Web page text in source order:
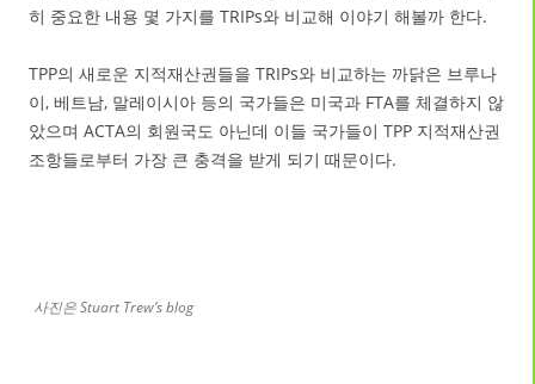
히 중요한 내용 몇 가지를 TRIPs와 비교해 이야기 해볼까 한다.
TPP의 새로운 지적재산권들을 TRIPs와 비교하는 까닭은 브루나
이, 베트남, 말레이시아 등의 국가들은 미국과 FTA를 체결하지 않
았으며 ACTA의 회원국도 아닌데 이들 국가들이 TPP 지적재산권
조항들로부터 가장 큰 충격을 받게 되기 때문이다.
사진은 Stuart Trew’s blog